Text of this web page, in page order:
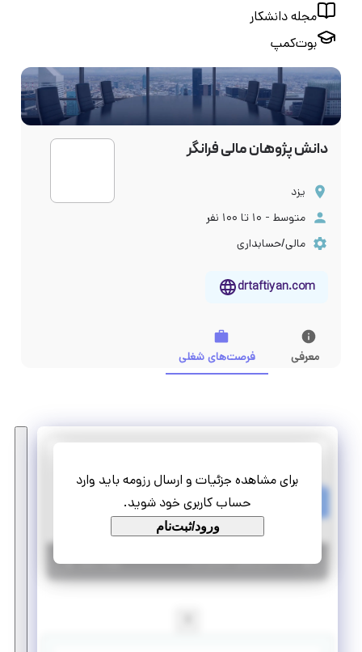
مجله دانشکار
بوت‌کمپ
دانش پژوهان مالی فرانگر
یزد
متوسط - ۱۰ تا ۱۰۰ نفر
مالی/حسابداری
drtaftiyan.com
معرفی فرصت‌های شغلی
برای مشاهده جزئیات و ارسال رزومه باید وارد
حساب کاربری خود شوید.
ورود/ثبت‌نام
استخدام کارآموز خانم
تمام وقت پاره وقت
یزد |۶ سال پیش | منقضی شده جزئیات بیشتر